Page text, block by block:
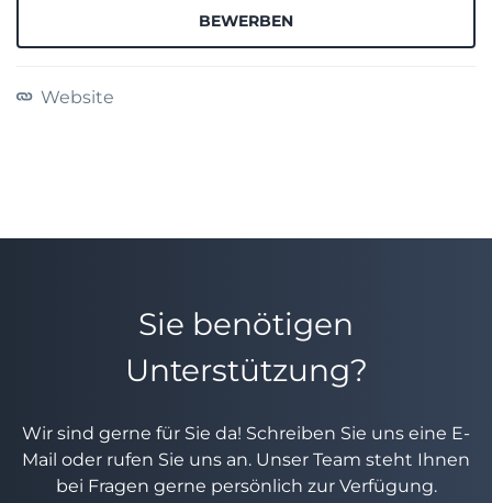
BEWERBEN
Website
Sie benötigen
Unterstützung?
Wir sind gerne für Sie da! Schreiben Sie uns eine E-
Mail oder rufen Sie uns an. Unser Team steht Ihnen
bei Fragen gerne persönlich zur Verfügung.